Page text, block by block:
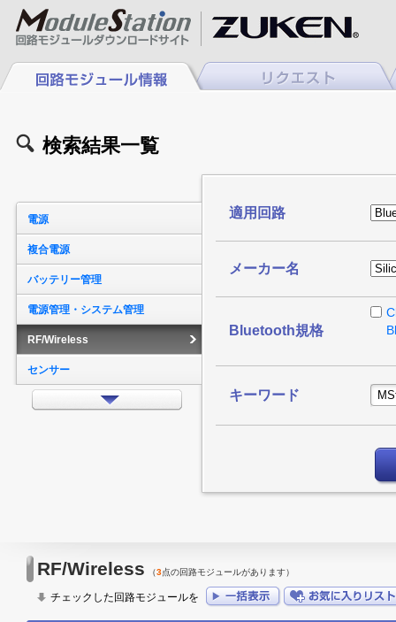
検索結果一覧
電源
複合電源
バッテリー管理
電源管理・システム管理
RF/Wireless
センサー
インターフェイス
モータードライバ
適用回路
メーカー名
Bluetooth規格
キーワード
RF/Wireless （3点の回路モジュールがあります）
チェックした回路モジュールを